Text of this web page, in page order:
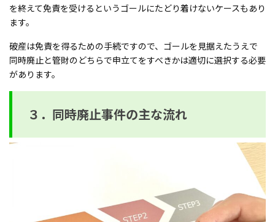
を終えて免責を受けるというゴールにたどり着けないケースもあり
ます。
破産は免責を得るための手続ですので、ゴールを見据えたうえで
同時廃止と管財のどちらで申立てをすべきかは適切に選択する必要
があります。
３．同時廃止事件の主な流れ